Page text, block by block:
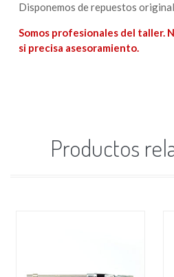
Disponemos de repuestos
Somos profesionales del taller.
si precisa asesoramiento.
Productos